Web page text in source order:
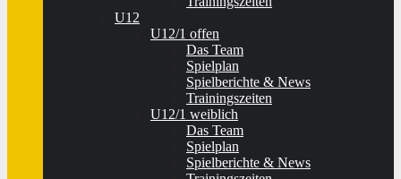
U12
U12/1 offen
Das Team
Spielplan
Spielberichte & News
Trainingszeiten
U12/1 weiblich
Das Team
Spielplan
Spielberichte & News